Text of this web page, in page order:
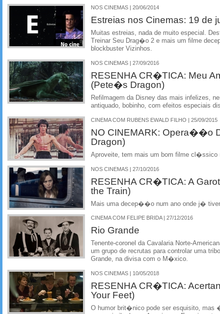
NOS CINEMAS | 20/06/2014
Estreias nos Cinemas: 19 de
Muitas estreias, nada de muito especial.
Treinar Seu Drag�o 2 e mais um filme
blockbuster Vizinhos.
NOS CINEMAS | 27/09/2016
RESENHA CR�TICA: Meu
(Pete�s Dragon)
Refilmagem da Disney das mais infelizes,
antiquado, bobinho, com efeitos especiais
CINEMA COM RUBENS EWALD FILHO | 25/09/2015
NO CINEMARK: Opera��o
Dragon)
Aproveite, tem mais um bom filme cl�ssico
NOS CINEMAS | 27/10/2016
RESENHA CR�TICA: A
the Train)
Mais uma decep��o num ano onde j�
CINEMA COM FELIPE BRIDA | 27/12/2016
Rio Grande
Tenente-coronel da Cavalaria Norte-
um grupo de recrutas para controlar uma
Grande, na divisa com o M�xico.
NOS CINEMAS | 10/05/2018
RESENHA CR�TICA:
Your Feet)
O humor brit�nico pode ser esquisito, mas